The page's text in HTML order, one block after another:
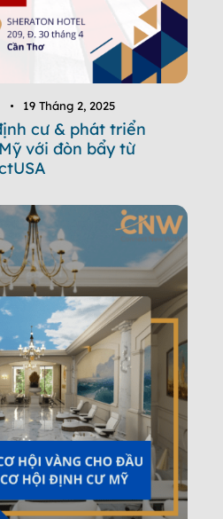
19 Tháng 2, 2025
cư & phát triển
với đòn bẩy từ